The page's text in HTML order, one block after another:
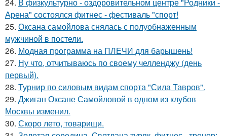
Арена" состоялся фитнес - фестиваль "спорт!
25. Оксана самойлова снялась с полуобнаженным
мужчиной в постели.
26. Модная программа на ПЛЕЧИ для барышень!
27. Ну что, отчитываюсь по своему челленджу (день
первый).
28. Турнир по силовым видам спорта "Сила Тавров".
29. Джиган Оксане Самойловой в одном из клубов
Москвы изменил.
30. Скоро лето, товарищи.